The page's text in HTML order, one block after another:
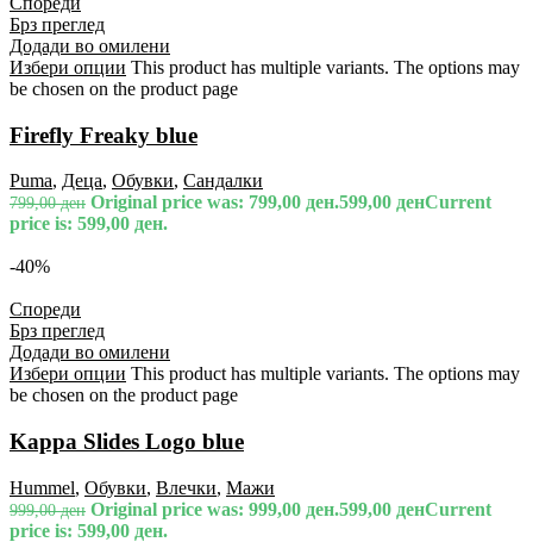
Брз преглед
Додади во омилени
Избери опции This product has multiple variants. The options may
be chosen on the product page
Firefly Freaky blue
Puma, Деца, Обувки, Сандалки
799,00ден Original price was: 799,00 ден.599,00 денCurrent
price is: 599,00 ден.
-40%
Спореди
Брз преглед
Додади во омилени
Избери опции This product has multiple variants. The options may
be chosen on the product page
Kappa Slides Logo blue
Hummel, Обувки, Влечки, Мажи
999,00ден Original price was: 999,00 ден.599,00 денCurrent
price is: 599,00 ден.